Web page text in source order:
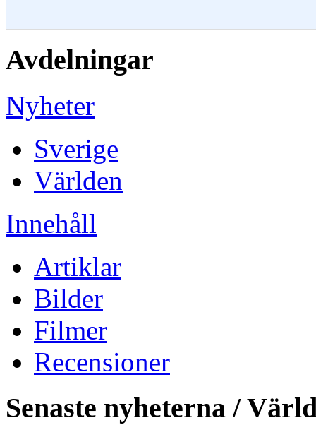
Avdelningar
Nyheter
Sverige
Världen
Innehåll
Artiklar
Bilder
Filmer
Recensioner
Senaste nyheterna /